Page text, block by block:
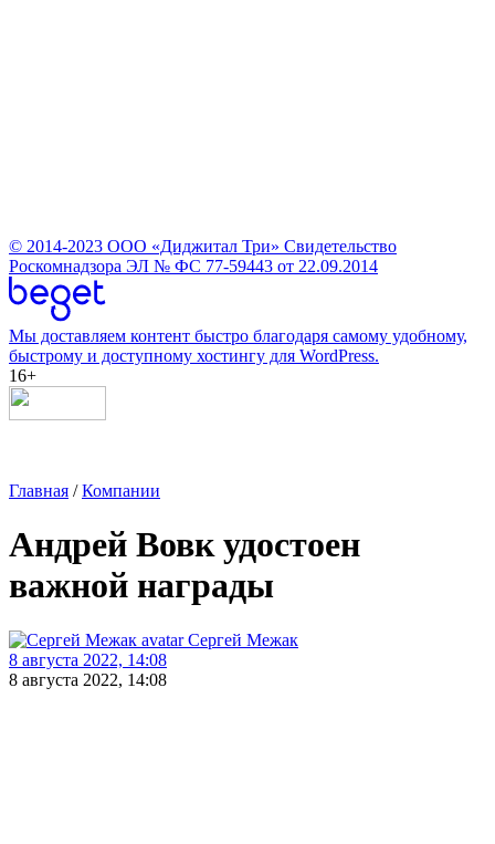
© 2014-2023 ООО «Диджитал Три» Свидетельство
Роскомнадзора ЭЛ № ФС 77-59443 от 22.09.2014
Мы доставляем контент быстро благодаря самому удобному,
быстрому и доступному хостингу для WordPress.
16+
Главная /Компании
Андрей Вовк удостоен
важной награды
Сергей Межак
8 августа 2022, 14:08
8 августа 2022, 14:08